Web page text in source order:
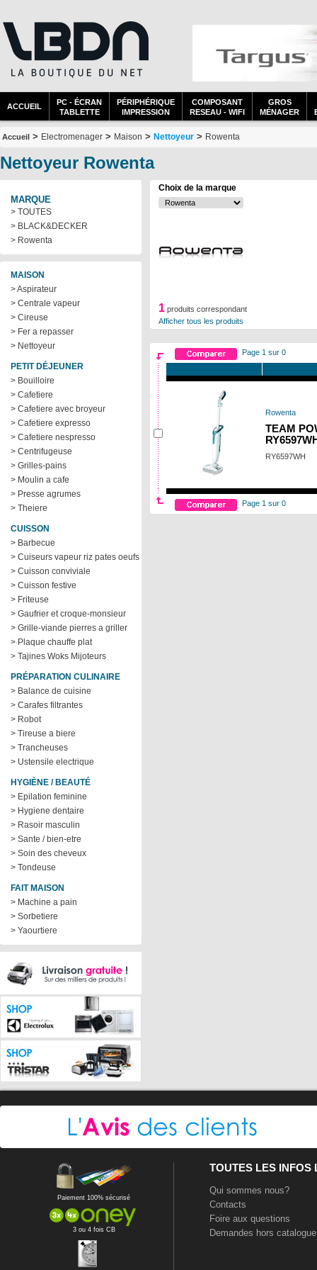
ACCUEIL
PC - ÉCRAN
TABLETTE
PÉRIPHÉRIQUE
IMPRESSION
COMPOSANT
RESEAU - WIFI
GROS
MÉNAGER
Accueil > Electromenager > Maison > Nettoyeur > Rowenta
Nettoyeur Rowenta
MARQUE
> TOUTES
> BLACK&DECKER
> Rowenta
MAISON
> Aspirateur
> Centrale vapeur
> Cireuse
> Fer a repasser
> Nettoyeur
PETIT DÉJEUNER
> Bouilloire
> Cafetiere
> Cafetiere avec broyeur
> Cafetiere expresso
> Cafetiere nespresso
> Centrifugeuse
> Grilles-pains
> Moulin a cafe
> Presse agrumes
> Theiere
CUISSON
> Barbecue
> Cuiseurs vapeur riz pates oeufs
> Cuisson conviviale
> Cuisson festive
> Friteuse
> Gaufrier et croque-monsieur
> Grille-viande pierres a griller
> Plaque chauffe plat
> Tajines Woks Mijoteurs
PRÉPARATION CULINAIRE
> Balance de cuisine
> Carafes filtrantes
> Robot
> Tireuse a biere
> Trancheuses
> Ustensile electrique
HYGIÈNE / BEAUTÉ
> Epilation feminine
> Hygiene dentaire
> Rasoir masculin
> Sante / bien-etre
> Soin des cheveux
> Tondeuse
FAIT MAISON
> Machine a pain
> Sorbetiere
> Yaourtiere
Choix de la marque
1 produits correspondant
Afficher tous les produits
Page 1 sur 0
Rowenta
TEAM
RY6597WH
Page 1 sur 0
Paiement 100% sécurisé
3 ou 4 fois CB
TOUTES LES INFOS
Qui sommes nous?
Contacts
Foire aux questions
Demandes hors catalogue